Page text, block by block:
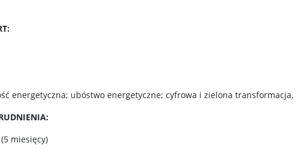
energetyczna; ubóstwo energetyczne; cyfrowa i zielona transformacja,
miesięcy)